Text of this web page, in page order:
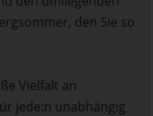
den Sie so
Vielfalt an
jede:n unabhängig